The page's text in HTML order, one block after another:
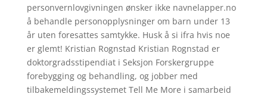
personvernlovgivningen ønsker ikke navnelapper.no
å behandle personopplysninger om barn under 13
år uten foresattes samtykke. Husk å si ifra hvis noe
er glemt! Kristian Rognstad Kristian Rognstad er
doktorgradsstipendiat i Seksjon Forskergruppe
forebygging og behandling, og jobber med
tilbakemeldingssystemet Tell Me More i samarbeid